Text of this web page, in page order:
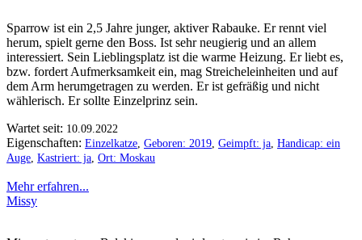
Sparrow ist ein 2,5 Jahre junger, aktiver Rabauke. Er rennt viel
herum, spielt gerne den Boss. Ist sehr neugierig und an allem
interessiert. Sein Lieblingsplatz ist die warme Heizung. Er liebt es,
bzw. fordert Aufmerksamkeit ein, mag Streicheleinheiten und auf
dem Arm herumgetragen zu werden. Er ist gefräßig und nicht
wählerisch. Er sollte Einzelprinz sein.
Wartet seit: 10.09.2022
Eigenschaften: Einzelkatze Geboren: 2019 Geimpft: ja Handicap: ein
Auge Kastriert: ja Ort: Moskau
Mehr erfahren...
Missy